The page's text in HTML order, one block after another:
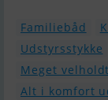
Familiebåd
Udstyrsstykke
Meget velholdt
Alt i komfort